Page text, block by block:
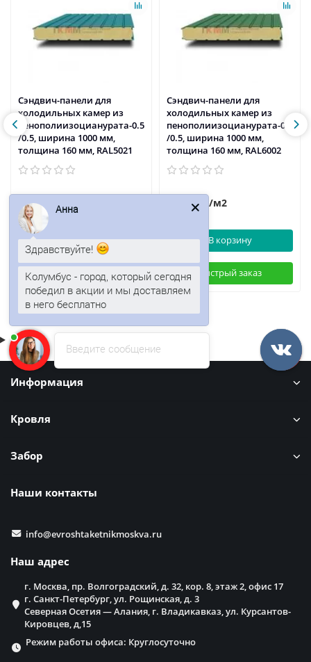
Сэндвич-панели для
холодильных камер из
пенополиизоцианурата-0.5
/0.5, ширина 1000 мм,
толщина 160 мм, RAL5021
3041р.
В корзину
Быстрый заказ
Сэндвич-панели для
холодильных камер из
пенополиизоцианурата-0.5
/0.5, ширина 1000 мм,
толщина 160 мм, RAL6002
3041р. /м2
В корзину
Быстрый заказ
Информация
Кровля
Забор
Наши контакты
info@evroshtaketnikmoskva.ru
Наш адрес
г. Москва, пр. Волгоградский, д. 32, кор. 8, этаж 2, офис 17
г. Санкт-Петербург, ул. Рощинская, д. 3
Северная Осетия — Алания, г. Владикавказ, ул. Курсантов-
Кировцев, д,15
Режим работы офиса: Круглосуточно
Введите сообщение
Анна
Здравствуйте!
Колумбус - город, который сегодня
победил в акции и мы доставляем
в него бесплатно